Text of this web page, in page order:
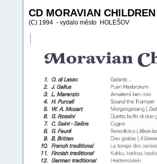
CD MORAVIAN CHILDREN
(C) 1994 - vydalo město HOLEŠOV